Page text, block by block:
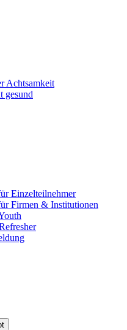
Achtsamkeit
gesund
Einzelteilnehmer
Firmen & Institutionen